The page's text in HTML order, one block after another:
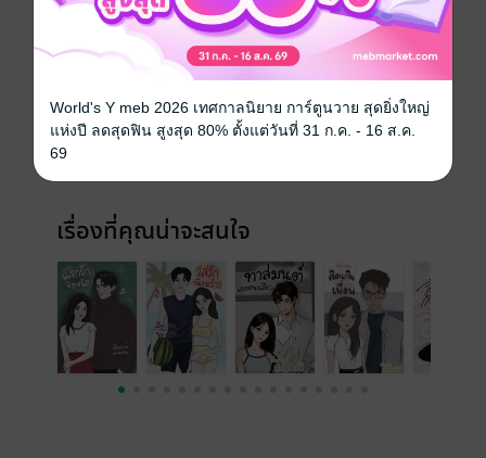
ประเภทไฟล์ pdf, epub (สารบัญ)
ความยาว 58 หน้า (≈ 8,207 คำ)
เรื่องที่คุณน่าจะสนใจ
World's Y meb 2026 เทศกาลนิยาย การ์ตูนวาย สุดยิ่งใหญ่
แห่งปี ลดสุดฟิน สูงสุด 80% ตั้งแต่วันที่ 31 ก.ค. - 16 ส.ค.
69